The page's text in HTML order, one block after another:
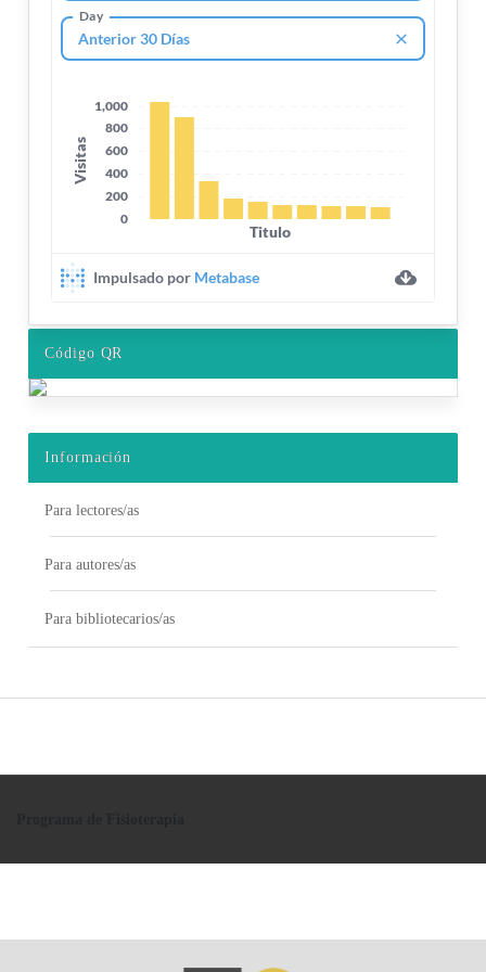
Código QR
Información
Para lectores/as
Para autores/as
Para bibliotecarios/as